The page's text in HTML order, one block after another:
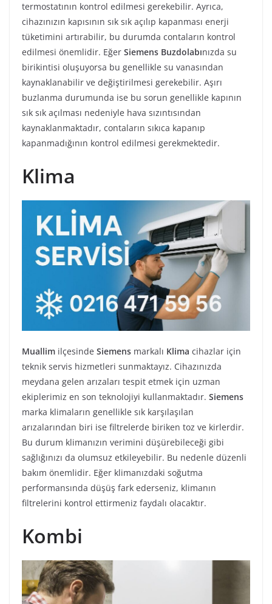
termostatının kontrol edilmesi gerekebilir. Ayrıca,
cihazınızın kapısının sık sık açılıp kapanması enerji
tüketimini artırabilir, bu durumda contaların kontrol
edilmesi önemlidir. Eğer Siemens Buzdolabınızda su
birikintisi oluşuyorsa bu genellikle su vanasından
kaynaklanabilir ve değiştirilmesi gerekebilir. Aşırı
buzlanma durumunda ise bu sorun genellikle kapının
sık sık açılması nedeniyle hava sızıntısından
kaynaklanmaktadır, contaların sıkıca kapanıp
kapanmadığının kontrol edilmesi gerekmektedir.
Klima
Muallim ilçesinde Siemens markalı Klima cihazlar için
teknik servis hizmetleri sunmaktayız. Cihazınızda
meydana gelen arızaları tespit etmek için uzman
ekiplerimiz en son teknolojiyi kullanmaktadır. Siemens
marka klimaların genellikle sık karşılaşılan
arızalarından biri ise filtrelerde biriken toz ve kirlerdir.
Bu durum klimanızın verimini düşürebileceği gibi
sağlığınızı da olumsuz etkileyebilir. Bu nedenle düzenli
bakım önemlidir. Eğer klimanızdaki soğutma
performansında düşüş fark ederseniz, klimanın
filtrelerini kontrol ettirmeniz faydalı olacaktır.
Kombi